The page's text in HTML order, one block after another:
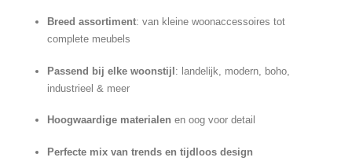
Breed assortiment: van kleine woonaccessoires tot
complete meubels
Passend bij elke woonstijl: landelijk, modern, boho,
industrieel & meer
Hoogwaardige materialen en oog voor detail
Perfecte mix van trends en tijdloos design